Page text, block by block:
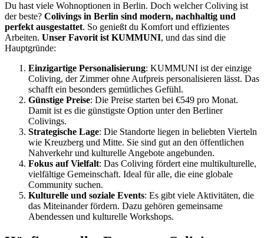
Du hast viele Wohnoptionen in Berlin. Doch welcher Coliving ist
der beste? Colivings in Berlin sind modern, nachhaltig und
perfekt ausgestattet. So genießt du Komfort und effizientes
Arbeiten. Unser Favorit ist KUMMUNI, und das sind die
Hauptgründe:
Einzigartige Personalisierung: KUMMUNI ist der einzige
Coliving, der Zimmer ohne Aufpreis personalisieren lässt. Das
schafft ein besonders gemütliches Gefühl.
Günstige Preise: Die Preise starten bei €549 pro Monat.
Damit ist es die günstigste Option unter den Berliner
Colivings.
Strategische Lage: Die Standorte liegen in beliebten Vierteln
wie Kreuzberg und Mitte. Sie sind gut an den öffentlichen
Nahverkehr und kulturelle Angebote angebunden.
Fokus auf Vielfalt: Das Coliving fördert eine multikulturelle,
vielfältige Gemeinschaft. Ideal für alle, die eine globale
Community suchen.
Kulturelle und soziale Events: Es gibt viele Aktivitäten, die
das Miteinander fördern. Dazu gehören gemeinsame
Abendessen und kulturelle Workshops.